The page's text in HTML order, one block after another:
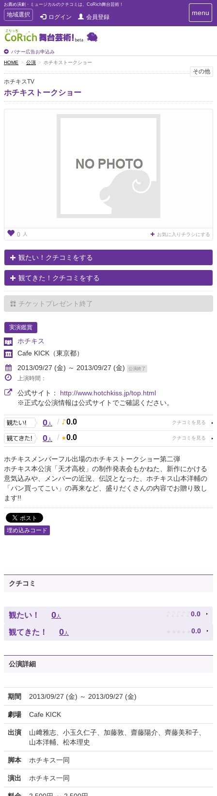
お薦め演劇・ミュージカルのクチコミは、CoRich舞台芸術！
T
o
g
g
e
n
a
v
i
g
地域選択 ログイン 会員登録
バナー広告お申込み
T
o
n
i
g
menu
HOME 公演 ホチキストークショー
その他
ホチキスTV
ホチキストークショー
0 人 お気に入りチラシにする
観たい！クチコミをする
観てきた！クチコミをする
チケットプレゼント終了
実演鑑賞
ホチキス
Cafe KICK （東京都）
2013/09/27 (金) ～ 2013/09/27 (金)
公演終了
上演時間：
公式サイト： http://www.hotchkiss.jp/top.html
※正式な公演情報は公式サイトでご確認ください。
0人 / 0.0
0人 / 0.0
ホチキスメンバーフル出場のホチキストークショー第二弾
ホチキス本公演「天才高校」の制作発表会もかねた、新作にかける
意気込みや、メンバーの近況、伝説となった、ホチキス山本洋輔の
「パン買ってこい」の再来など、盛りだくさんの内容でお贈り致し
ます!!
埋め込みコード
クチコミ
観たい！ 0人 ♪ ♪ ♪ ♪ ♪ 0.0
観てきた！ 0人 ★ ★ ★ ★ ★ 0.0
公演詳細
期間 2013/09/27 (金) ～ 2013/09/27 (金)
劇場 Cafe KICK
出演
山﨑雅志、小玉久仁子、加藤敦、齋藤陽介、齊藤美和子、
山本洋輔、松本理史
脚本 ホチキス一同
演出 ホチキス一同